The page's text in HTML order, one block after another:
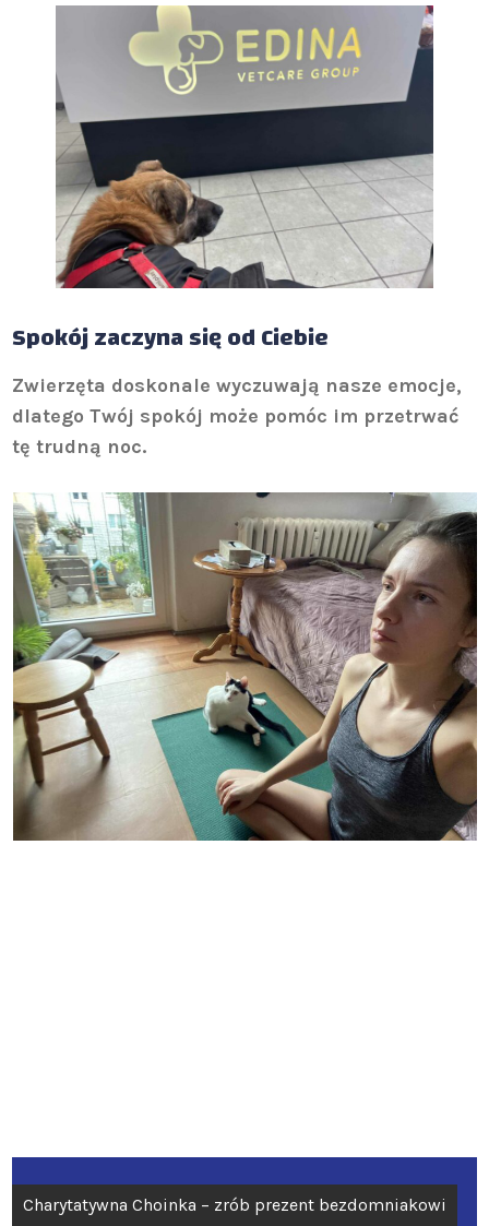
Spokój zaczyna się od Ciebie
Zwierzęta doskonale wyczuwają nasze emocje,
dlatego Twój spokój może pomóc im przetrwać
tę trudną noc.
Nawigacja
Charytatywna Choinka – zrób prezent bezdomniakowi